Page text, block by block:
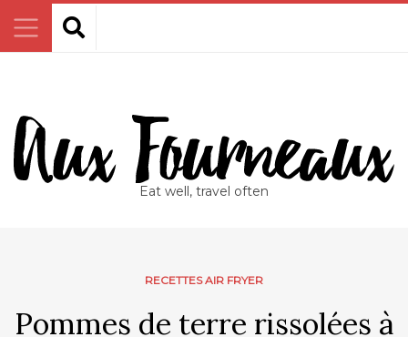
Eat well, travel often
RECETTES AIR FRYER
Pommes de terre rissolées à